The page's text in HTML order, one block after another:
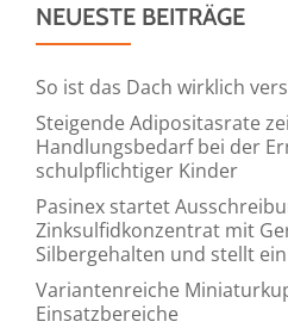
NEUESTE BEITRÄGE
So ist das Dach wirklich
Steigende Adipositasrate
Handlungsbedarf bei der
schulpflichtiger Kinder
Pasinex startet
Zinksulfidkonzentrat mit
Silbergehalten und stellt
Variantenreiche
Einsatzbereiche